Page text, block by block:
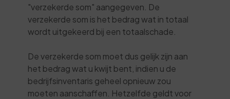
"verzekerde som" aangegeven. De
verzekerde som is het bedrag wat in totaal
wordt uitgekeerd bij een totaalschade.
De verzekerde som moet dus gelijk zijn aan
het bedrag wat u kwijt bent, indien u de
bedrijfsinventaris geheel opnieuw zou
moeten aanschaffen. Hetzelfde geldt voor